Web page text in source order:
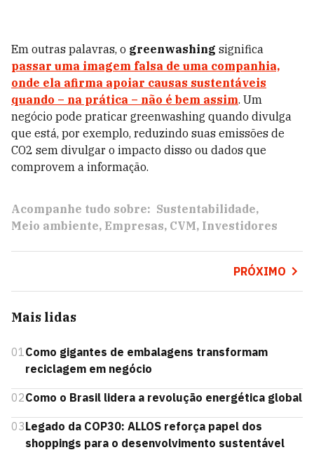
Em outras palavras, o greenwashing significa
passar uma imagem falsa de uma companhia,
onde ela afirma apoiar causas sustentáveis
quando – na prática – não é bem assim. Um
negócio pode praticar greenwashing quando divulga
que está, por exemplo, reduzindo suas emissões de
CO2 sem divulgar o impacto disso ou dados que
comprovem a informação.
Acompanhe tudo sobre: Sustentabilidade
Meio ambiente Empresas CVM Investidores
PRÓXIMO
Mais lidas
01 Como gigantes de embalagens transformam
reciclagem em negócio
02Como o Brasil lidera a revolução energética global
03Legado da COP30: ALLOS reforça papel dos
shoppings para o desenvolvimento sustentável